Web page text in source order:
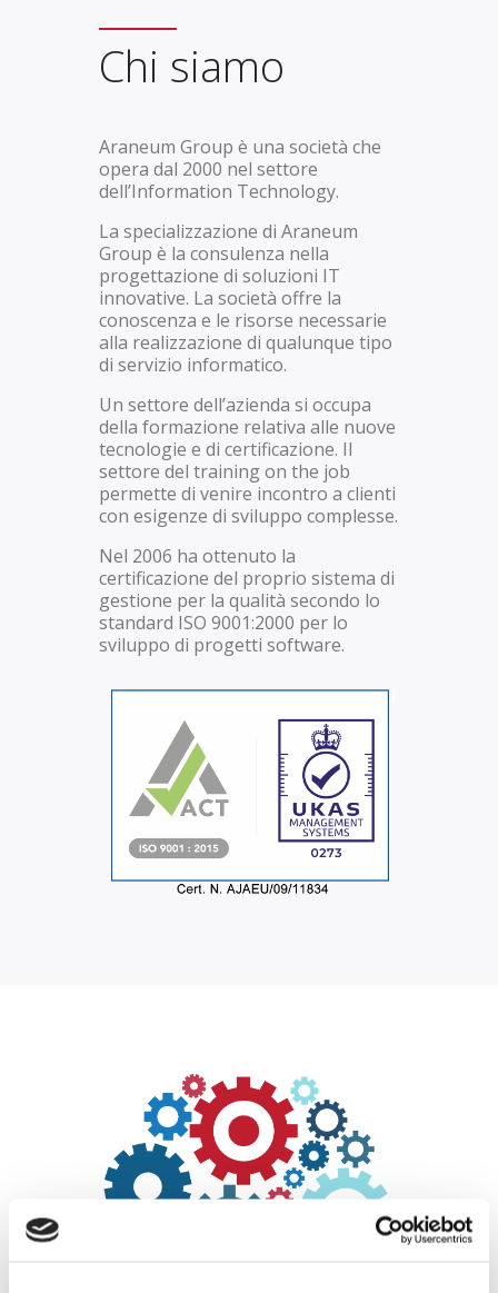
Chi siamo
Araneum Group è una società che
opera dal 2000 nel settore
dell’Information Technology.
La specializzazione di Araneum
Group è la consulenza nella
progettazione di soluzioni IT
innovative. La società offre la
conoscenza e le risorse necessarie
alla realizzazione di qualunque tipo
di servizio informatico.
Un settore dell’azienda si occupa
della formazione relativa alle nuove
tecnologie e di certificazione. Il
settore del training on the job
permette di venire incontro a clienti
con esigenze di sviluppo complesse.
Nel 2006 ha ottenuto la
certificazione del proprio sistema di
gestione per la qualità secondo lo
standard ISO 9001:2000 per lo
sviluppo di progetti software.